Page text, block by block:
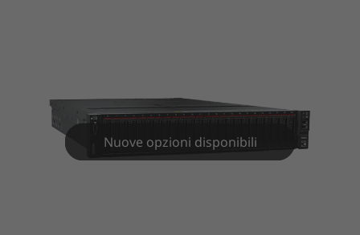
Nuove opzioni disponibili